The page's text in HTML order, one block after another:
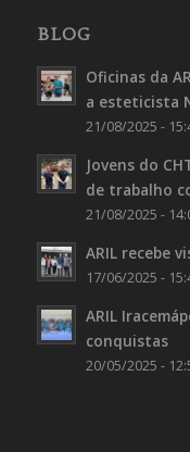
BLOG
Oficinas da
a esteticista
21/08/2025 -
Jovens do
de trabalho
21/08/2025 -
ARIL recebe
17/06/2025 -
ARIL
conquistas
20/05/2025 -